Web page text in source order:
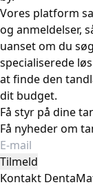
Vores platform
og anmeldelser,
uanset om du
specialiserede
at finde den
dit budget.
Få styr på dine
Få nyheder om
Tilmeld
Kontakt